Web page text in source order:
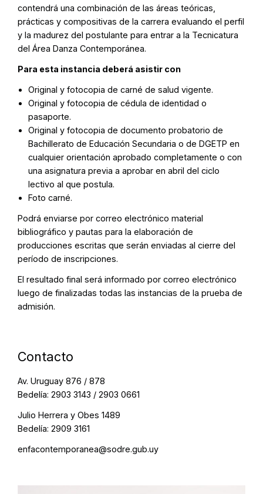
contendrá una combinación de las áreas teóricas,
prácticas y compositivas de la carrera evaluando el perfil
y la madurez del postulante para entrar a la Tecnicatura
del Área Danza Contemporánea.
Para esta instancia deberá asistir con
Original y fotocopia de carné de salud vigente.
Original y fotocopia de cédula de identidad o
pasaporte.
Original y fotocopia de documento probatorio de
Bachillerato de Educación Secundaria o de DGETP en
cualquier orientación aprobado completamente o con
una asignatura previa a aprobar en abril del ciclo
lectivo al que postula.
Foto carné.
Podrá enviarse por correo electrónico material
bibliográfico y pautas para la elaboración de
producciones escritas que serán enviadas al cierre del
período de inscripciones.
El resultado final será informado por correo electrónico
luego de finalizadas todas las instancias de la prueba de
admisión.
Contacto
Av. Uruguay 876 / 878
Bedelía: 2903 3143 / 2903 0661
Julio Herrera y Obes 1489
Bedelía: 2909 3161
enfacontemporanea@sodre.gub.uy